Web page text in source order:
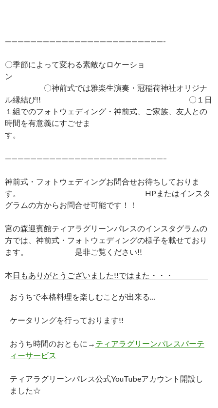
—————————————————————————-
〇季節によって変わる素敵なロケーショ
ン
〇神前式では雅楽生演奏・冠稲荷神社オリジナ
ル縁結び!! 〇１日
１組でのフォトウェディング・神前式、ご家族、友人との
時間を有意義にすごせま
す。
—————————————————————————–
神前式・フォトウェディングお問合せお待ちしておりま
す。 HPまたはインスタ
グラムの方からお問合せ可能です！！
宮の森迎賓館ティアラグリーンパレスのインスタグラムの
方では、神前式・フォトウェディングの様子を載せており
ます。 是非ご覧ください!!
本日もありがとうございました!!ではまた・・・
おうちで本格料理を楽しむことが出来る…
ケータリングを行っております!!
おうち時間のおともに→ ティアラグリーンパレスパーテ
ィーサービス
ティアラグリーンパレス公式YouTubeアカウント開設し
ました☆